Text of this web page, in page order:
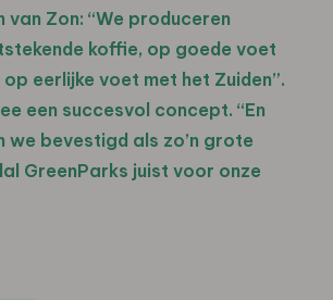
van Zon: “We produceren
koffie, op goede voet
eerlijke voet met het Zuiden”.
een succesvol concept. “En
we bevestigd als zo’n grote
GreenParks juist voor onze